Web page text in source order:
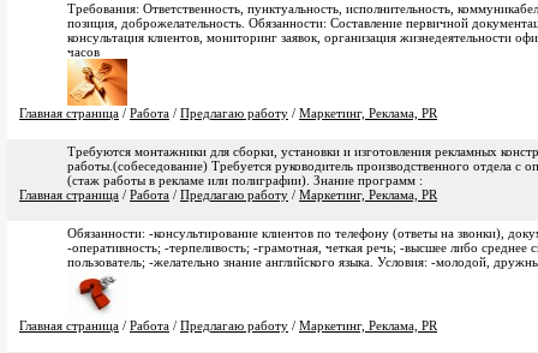
Требования: Ответственность, пунктуальность, исполнительность,
позиция, доброжелательность. Обязанности: Составление первичной
консультация клиентов, мониторинг заявок, организация жизнедеятельности
часов
Главная страница / Работа / Предлагаю работу / Маркетинг, Реклама, PR
Требуются монтажники для сборки, установки и изготовления рекламных
работы.(собеседование) Требуется руководитель производственного отдела с
(стаж работы в рекламе или полиграфии). Знание программ :
Главная страница / Работа / Предлагаю работу / Маркетинг, Реклама, PR
Обязанности: -консультирование клиентов по телефону (ответы на звонки),
-оперативность; -терпеливость; -грамотная, четкая речь; -высшее либо среднее
пользователь; -желательно знание английского языка. Условия: -молодой,
Главная страница / Работа / Предлагаю работу / Маркетинг, Реклама, PR